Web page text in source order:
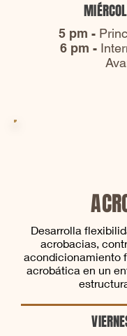
5 pm -
6 pm -
Desarrolla
acrobacias,
acondicionamiento
acrobática en un